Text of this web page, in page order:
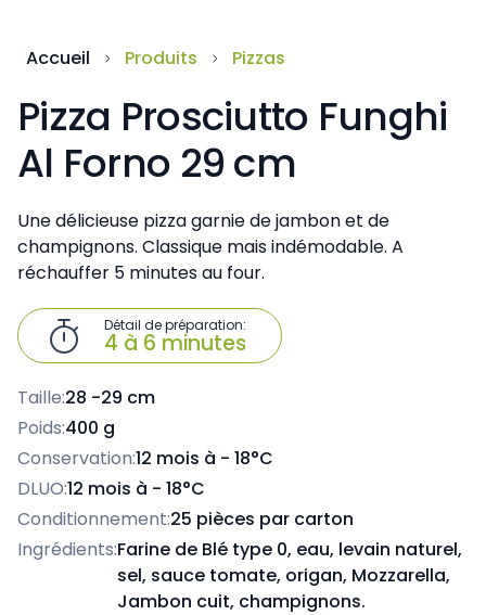
Accueil Produits Pizzas
Pizza Prosciutto Funghi
Al Forno 29 cm
Une délicieuse pizza garnie de jambon et de
champignons. Classique mais indémodable. A
réchauffer 5 minutes au four.
 Détail de préparation:
4 à 6 minutes
Taille:28 -29 cm
Poids:400 g
Conservation:12 mois à - 18°C
DLUO:12 mois à - 18°C
Conditionnement:25 pièces par carton
Ingrédients:Farine de Blé type 0, eau, levain naturel,
sel, sauce tomate, origan, Mozzarella,
Jambon cuit, champignons.